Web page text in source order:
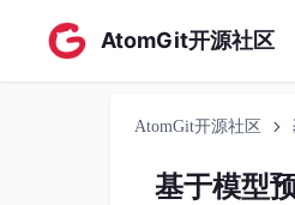
AtomGit开源社区
AtomGit开源社区
基于模型